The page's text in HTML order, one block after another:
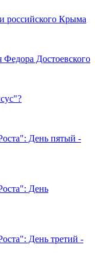
российского Крыма
Федора Достоевского
День пятый -
День
День третий -